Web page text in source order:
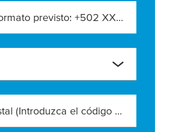
Teléfono [formato previsto: +502 XXX XXX XXXX]
Código postal (Introduzca el código postal exacto)